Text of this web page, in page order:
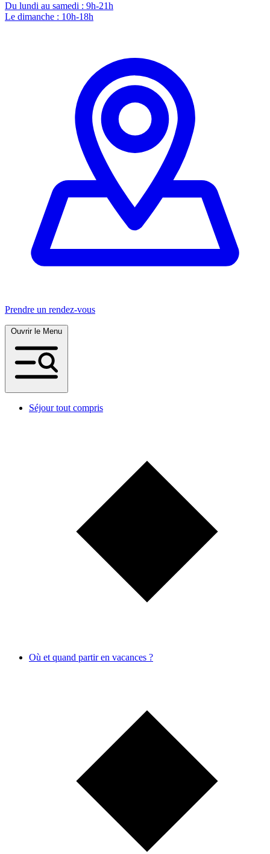
Du lundi au samedi : 9h-21h
Le dimanche : 10h-18h
Prendre un rendez-vous
Séjour tout compris
Où et quand partir en vacances ?